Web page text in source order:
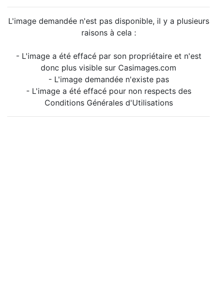
L'image demandée n'est pas disponible, il y a plusieurs
raisons à cela :
- L'image a été effacé par son propriétaire et n'est
donc plus visible sur Casimages.com
- L'image demandée n'existe pas
- L'image a été effacé pour non respects des
Conditions Générales d'Utilisations